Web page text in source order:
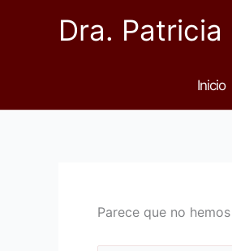
Dra. Patricia
Inicio
Parece que no